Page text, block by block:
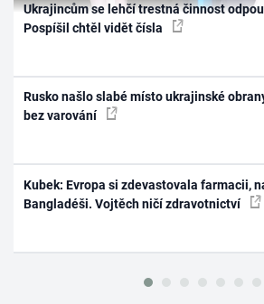
Ukrajincům se lehčí trestná činnost
Pospíšil chtěl vidět čísla
Rusko našlo slabé místo ukrajinské
bez varování
Kubek: Evropa si zdevastovala farmacii,
Bangladéši. Vojtěch ničí zdravotnictví